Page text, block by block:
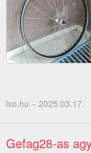
lxo.hu – 2025.03.17.
Gefag28-as